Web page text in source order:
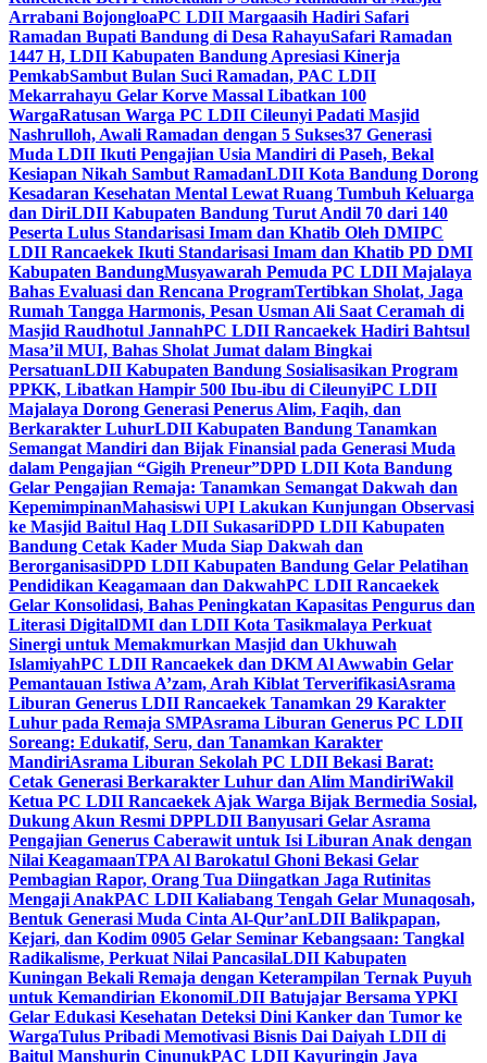
Arrabani BojongloaPC LDII Margaasih Hadiri Safari
Ramadan Bupati Bandung di Desa RahayuSafari Ramadan
1447 H, LDII Kabupaten Bandung Apresiasi Kinerja
PemkabSambut Bulan Suci Ramadan, PAC LDII
Mekarrahayu Gelar Korve Massal Libatkan 100
WargaRatusan Warga PC LDII Cileunyi Padati Masjid
Nashrulloh, Awali Ramadan dengan 5 Sukses37 Generasi
Muda LDII Ikuti Pengajian Usia Mandiri di Paseh, Bekal
Kesiapan Nikah Sambut RamadanLDII Kota Bandung Dorong
Kesadaran Kesehatan Mental Lewat Ruang Tumbuh Keluarga
dan DiriLDII Kabupaten Bandung Turut Andil 70 dari 140
Peserta Lulus Standarisasi Imam dan Khatib Oleh DMIPC
LDII Rancaekek Ikuti Standarisasi Imam dan Khatib PD DMI
Kabupaten BandungMusyawarah Pemuda PC LDII Majalaya
Bahas Evaluasi dan Rencana ProgramTertibkan Sholat, Jaga
Rumah Tangga Harmonis, Pesan Usman Ali Saat Ceramah di
Masjid Raudhotul JannahPC LDII Rancaekek Hadiri Bahtsul
Masa’il MUI, Bahas Sholat Jumat dalam Bingkai
PersatuanLDII Kabupaten Bandung Sosialisasikan Program
PPKK, Libatkan Hampir 500 Ibu-ibu di CileunyiPC LDII
Majalaya Dorong Generasi Penerus Alim, Faqih, dan
Berkarakter LuhurLDII Kabupaten Bandung Tanamkan
Semangat Mandiri dan Bijak Finansial pada Generasi Muda
dalam Pengajian “Gigih Preneur”DPD LDII Kota Bandung
Gelar Pengajian Remaja: Tanamkan Semangat Dakwah dan
KepemimpinanMahasiswi UPI Lakukan Kunjungan Observasi
ke Masjid Baitul Haq LDII SukasariDPD LDII Kabupaten
Bandung Cetak Kader Muda Siap Dakwah dan
BerorganisasiDPD LDII Kabupaten Bandung Gelar Pelatihan
Pendidikan Keagamaan dan DakwahPC LDII Rancaekek
Gelar Konsolidasi, Bahas Peningkatan Kapasitas Pengurus dan
Literasi DigitalDMI dan LDII Kota Tasikmalaya Perkuat
Sinergi untuk Memakmurkan Masjid dan Ukhuwah
IslamiyahPC LDII Rancaekek dan DKM Al Awwabin Gelar
Pemantauan Istiwa A’zam, Arah Kiblat TerverifikasiAsrama
Liburan Generus LDII Rancaekek Tanamkan 29 Karakter
Luhur pada Remaja SMPAsrama Liburan Generus PC LDII
Soreang: Edukatif, Seru, dan Tanamkan Karakter
MandiriAsrama Liburan Sekolah PC LDII Bekasi Barat:
Cetak Generasi Berkarakter Luhur dan Alim MandiriWakil
Ketua PC LDII Rancaekek Ajak Warga Bijak Bermedia Sosial,
Dukung Akun Resmi DPPLDII Banyusari Gelar Asrama
Pengajian Generus Caberawit untuk Isi Liburan Anak dengan
Nilai KeagamaanTPA Al Barokatul Ghoni Bekasi Gelar
Pembagian Rapor, Orang Tua Diingatkan Jaga Rutinitas
Mengaji AnakPAC LDII Kaliabang Tengah Gelar Munaqosah,
Bentuk Generasi Muda Cinta Al-Qur’anLDII Balikpapan,
Kejari, dan Kodim 0905 Gelar Seminar Kebangsaan: Tangkal
Radikalisme, Perkuat Nilai PancasilaLDII Kabupaten
Kuningan Bekali Remaja dengan Keterampilan Ternak Puyuh
untuk Kemandirian EkonomiLDII Batujajar Bersama YPKI
Gelar Edukasi Kesehatan Deteksi Dini Kanker dan Tumor ke
WargaTulus Pribadi Memotivasi Bisnis Dai Daiyah LDII di
Baitul Manshurin CinunukPAC LDII Kayuringin Jaya